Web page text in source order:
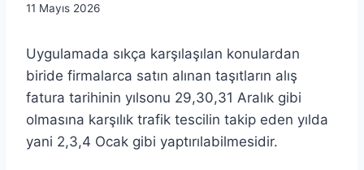
By
11 Mayıs 2026
Uygulamada sıkça karşılaşılan konulardan
biride firmalarca satın alınan taşıtların alış
fatura tarihinin yılsonu 29,30,31 Aralık gibi
olmasına karşılık trafik tescilin takip eden yılda
yani 2,3,4 Ocak gibi yaptırılabilmesidir.